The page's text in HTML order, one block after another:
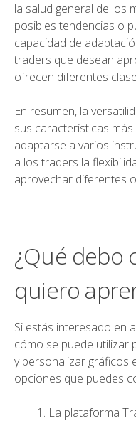
la salud general de los
posibles tendencias o
capacidad de
traders que desean
ofrecen diferentes
En resumen, la
sus características
adaptarse a varios
a los traders la
aprovechar diferentes
¿Qué debo
quiero
Si estás interesado en
cómo se puede utilizar
y personalizar gráficos
opciones que puedes
La plataforma